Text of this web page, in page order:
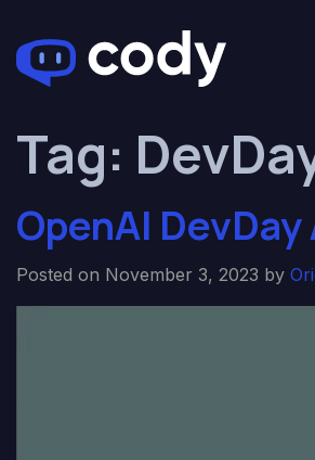
Tag:
OpenAI
Posted on November 3, 2023 by